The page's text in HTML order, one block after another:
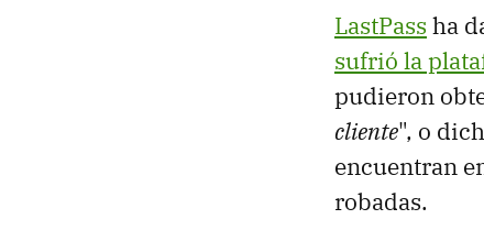
LastPass ha
sufrió la
pudieron
cliente", o
encuentran
robadas.